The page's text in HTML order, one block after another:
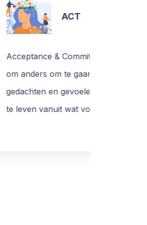
Eye Movement Desensitization and
Reprocessing therapie kan passend
depressieve klachten samenhangen
ingrijpende of traumatische